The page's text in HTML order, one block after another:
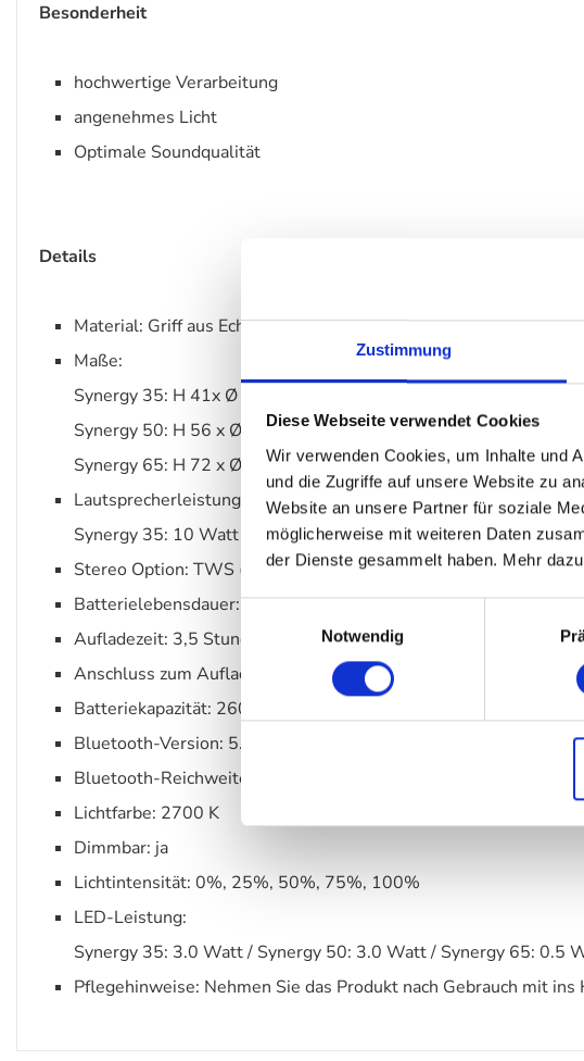
Zustimmung
Diese Webseite verwendet Cookies
Wir verwenden Cookies, um Inhalte und
und die Zugriffe auf unsere Website zu
Website an unsere Partner für soziale
möglicherweise mit weiteren Daten
der Dienste gesammelt haben. Mehr
Notwendig
Besonderheit
hochwertige Verarbeitung
angenehmes Licht
Optimale Soundqualität
Details
Material: Griff aus Echtleder
Maße:
Synergy 35: H 41x Ø 24 cm / Gewicht: 1,5 kg
Synergy 50: H 56 x Ø 32 cm / Gewicht: 2,65 kg
Synergy 65: H 72 x Ø 41 cm / Gewicht: 4,25 kg
Lautsprecherleistung:
Synergy 35: 10 Watt / Synergy 50: 10 Watt / Synergy 65: 15
Stereo Option: TWS (True Wireless Stereo)
Batterielebensdauer: bis zu 10 Stunden
Aufladezeit: 3,5 Stunden
Anschluss zum Aufladen: USB-C
Batteriekapazität: 2600 mAh
Bluetooth-Version: 5.0
Bluetooth-Reichweite: bis zu 10 m
Lichtfarbe: 2700 K
Dimmbar: ja
Lichtintensität: 0%, 25%, 50%, 75%, 100%
LED-Leistung:
Synergy 35: 3.0 Watt / Synergy 50: 3.0 Watt / Synergy 65: 0.5
Pflegehinweise: Nehmen Sie das Produkt nach Gebrauch mit